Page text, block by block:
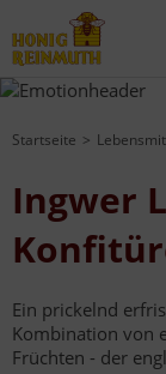
Startseite
Ingwer
Ein prickelnd
Kombination von
Früchten - der